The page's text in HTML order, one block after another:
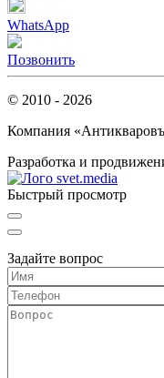
WhatsApp
Позвонить
© 2010 - 2026
Компания
Разработка и
Быстрый просмотр
Задайте вопрос